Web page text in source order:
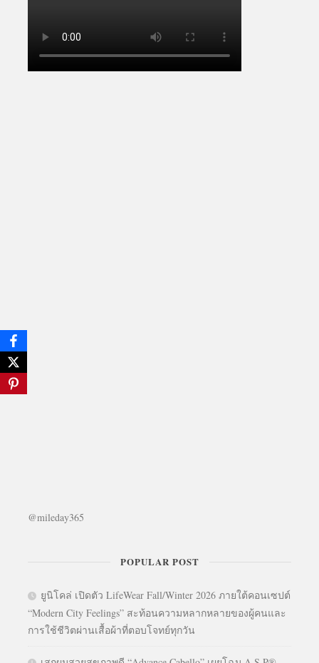
@mileday365
POPULAR POST
ยูนิโคล่ เปิดตัว LifeWear Fall/Winter 2026 ภายใต้คอนเซปต์
“Modern City Feelings” สะท้อนความหลากหลายของผู้คนและ
การใช้ชีวิตผ่านเสื้อผ้าที่ตอบโจทย์ทุกวัน